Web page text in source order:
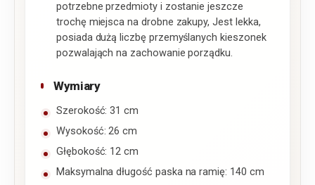
potrzebne przedmioty i zostanie jeszcze
trochę miejsca na drobne zakupy, Jest lekka,
posiada dużą liczbę przemyślanych kieszonek
pozwalająch na zachowanie porządku.
Wymiary
Szerokość: 31 cm
Wysokość: 26 cm
Głębokość: 12 cm
Maksymalna długość paska na ramię: 140 cm